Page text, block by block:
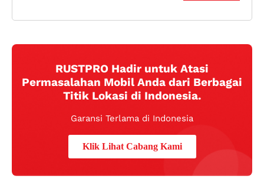
RUSTPRO Hadir untuk Atasi
Permasalahan Mobil Anda dari Berbagai
Titik Lokasi di Indonesia.
Garansi Terlama di Indonesia
Klik Lihat Cabang Kami